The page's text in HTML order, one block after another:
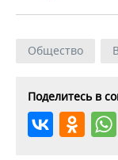
Общество
Поделитесь в